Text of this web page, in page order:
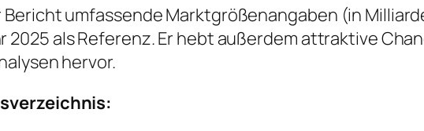
umfassende Marktgrößenangaben (in
2025 als Referenz. Er hebt außerdem attraktive
hervor.